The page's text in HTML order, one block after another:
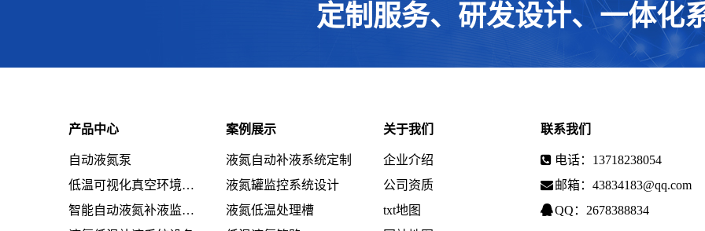
定制服务、研发设计、一体化
产品中心
自动液氮泵
低温可视化真空环境系统设备
智能自动液氮补液监控系统设备
案例展示
液氮自动补液系统定制
液氮罐监控系统设计
液氮低温处理槽
关于我们
企业介绍
公司资质
txt地图
联系我们
电话：13718238054
邮箱：43834183@qq.com
QQ：2678388834